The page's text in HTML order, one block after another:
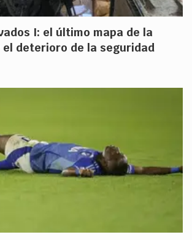
I: el último mapa de la
deterioro de la seguridad